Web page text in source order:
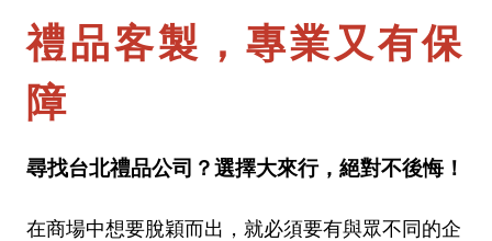
禮品客製，專業又有保
障
尋找台北禮品公司？選擇大來行，絕對不後悔！
在商場中想要脫穎而出，就必須要有與眾不同的企